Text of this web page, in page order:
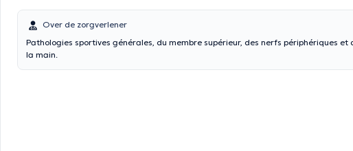
Over de zorgverlener
Pathologies sportives générales, du membre supérieur, des nerfs périphériques et de
la main.